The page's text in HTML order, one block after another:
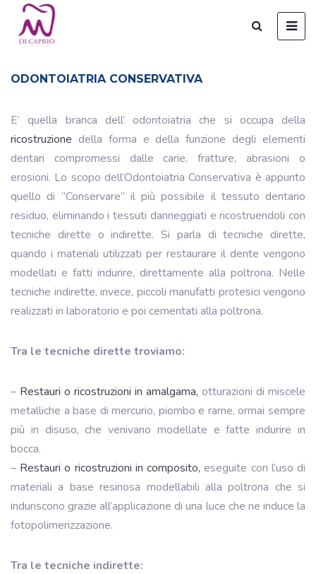
ODONTOIATRIA CONSERVATIVA
E’ quella branca dell’ odontoiatria che si occupa della
ricostruzione della forma e della funzione degli elementi
dentari compromessi dalle carie, fratture, abrasioni o
erosioni. Lo scopo dell’Odontoiatria Conservativa è appunto
quello di “Conservare” il più possibile il tessuto dentario
residuo, eliminando i tessuti danneggiati e ricostruendoli con
tecniche dirette o indirette. Si parla di tecniche dirette,
quando i materiali utilizzati per restaurare il dente vengono
modellati e fatti indurire, direttamente alla poltrona. Nelle
tecniche indirette, invece, piccoli manufatti protesici vengono
realizzati in laboratorio e poi cementati alla poltrona.
Tra le tecniche dirette troviamo:
– Restauri o ricostruzioni in amalgama, otturazioni di miscele
metalliche a base di mercurio, piombo e rame, ormai sempre
più in disuso, che venivano modellate e fatte indurire in
bocca.
– Restauri o ricostruzioni in composito,eseguite con l’uso di
materiali a base resinosa modellabili alla poltrona che si
induriscono grazie all’applicazione di una luce che ne induce la
fotopolimerizzazione.
Tra le tecniche indirette: